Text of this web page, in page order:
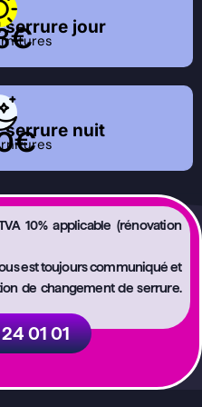
serrure jour
serrure nuit
10% applicable (rénovation
est toujours communiqué et
de changement de serrure.
01 01